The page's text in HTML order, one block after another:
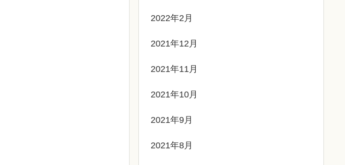
2022年2月
2021年12月
2021年11月
2021年10月
2021年9月
2021年8月